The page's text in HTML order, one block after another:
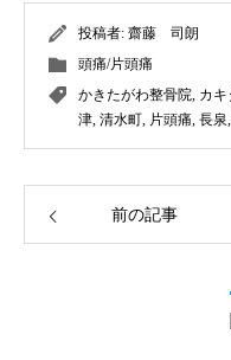
投稿者: 齋藤 司朗
頭痛/片頭痛
かきたがわ整骨院, カキ
津, 清水町, 片頭痛, 長泉,
前の記事